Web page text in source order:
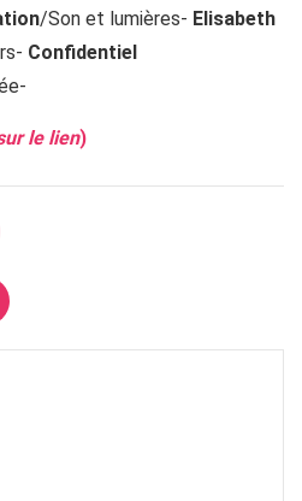
/Son et lumières- Elisabeth
Confidentiel
le lien)